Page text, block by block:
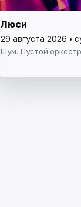
Люси
29 августа 2026 •
Шум. Пустой оркестр